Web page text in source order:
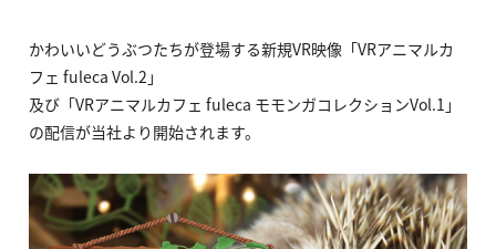
かわいいどうぶつたちが登場する新規VR映像「VRアニマルカ
フェ fuleca Vol.2」
及び「VRアニマルカフェ fuleca モモンガコレクションVol.1」
の配信が当社より開始されます。